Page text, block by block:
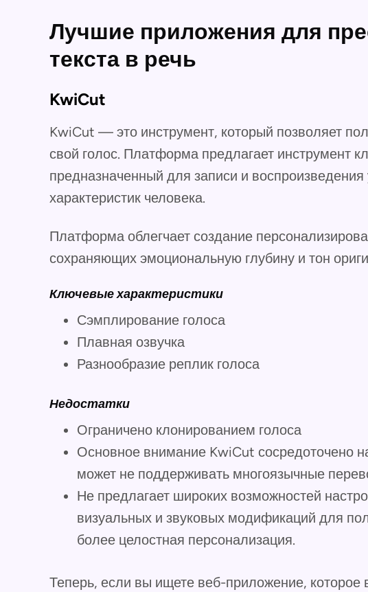
Лучшие приложения для
текста в речь
KwiCut
KwiCut — это инструмент, который позволяет
свой голос. Платформа предлагает инструмент
предназначенный для записи и
характеристик человека.
Платформа облегчает создание
сохраняющих эмоциональную глубину и тон
Ключевые характеристики
Сэмплирование голоса
Плавная озвучка
Разнообразие реплик голоса
Недостатки
Ограничено клонированием голоса
Основное внимание KwiCut сосредоточено
может не поддерживать многоязычные
Не предлагает широких возможностей
визуальных и звуковых модификаций для
более целостная персонализация.
Теперь, если вы ищете веб-приложение, которое